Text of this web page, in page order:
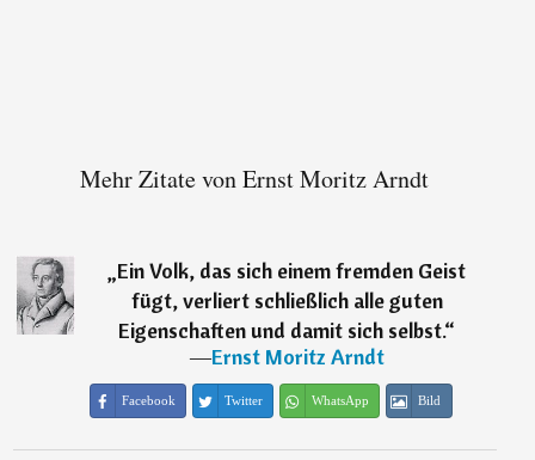
Mehr Zitate von Ernst Moritz Arndt
„Ein Volk, das sich einem fremden Geist
fügt, verliert schließlich alle guten
Eigenschaften und damit sich selbst.“
―Ernst Moritz Arndt
Facebook Twitter WhatsApp Bild